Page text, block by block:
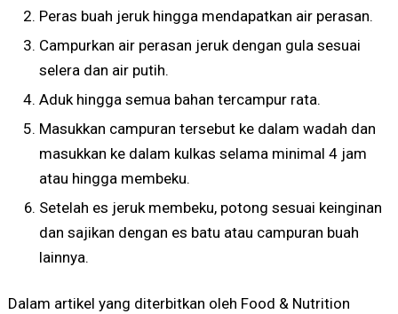
Peras buah jeruk hingga mendapatkan air perasan.
Campurkan air perasan jeruk dengan gula sesuai
selera dan air putih.
Aduk hingga semua bahan tercampur rata.
Masukkan campuran tersebut ke dalam wadah dan
masukkan ke dalam kulkas selama minimal 4 jam
atau hingga membeku.
Setelah es jeruk membeku, potong sesuai keinginan
dan sajikan dengan es batu atau campuran buah
lainnya.
Dalam artikel yang diterbitkan oleh Food & Nutrition